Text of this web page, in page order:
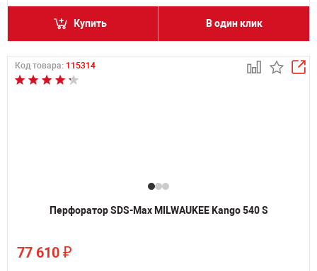
Купить В один клик
Код товара: 115314
Перфоратор SDS-Max MILWAUKEE Kango 540 S
77 610 ₽